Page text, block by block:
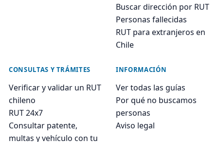
Buscar dirección por RUT
Personas fallecidas
RUT para extranjeros en
Chile
CONSULTAS Y TRÁMITES
Verificar y validar un RUT
chileno
RUT 24x7
Consultar patente,
multas y vehículo con tu
INFORMACIÓN
Ver todas las guías
Por qué no buscamos
personas
Aviso legal